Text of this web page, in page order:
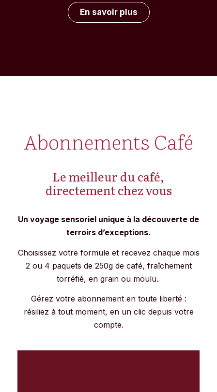
En savoir plus
Abonnements Café
Le meilleur du café,
directement chez vous
Un voyage sensoriel unique à la découverte de
terroirs d’exceptions.
Choisissez votre formule et recevez chaque mois
2 ou 4 paquets de 250g de café, fraîchement
torréfié, en grain ou moulu.
Gérez votre abonnement en toute liberté :
résiliez à tout moment, en un clic depuis votre
compte.